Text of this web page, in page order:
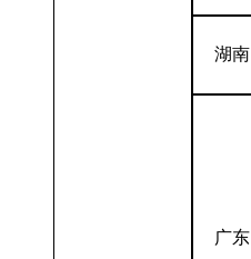
湖南
广东